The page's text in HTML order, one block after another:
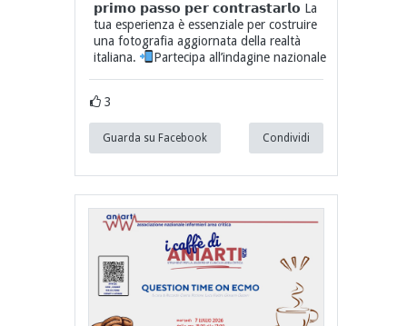
𝗽𝗿𝗶𝗺𝗼 𝗽𝗮𝘀𝘀𝗼 𝗽𝗲𝗿 𝗰𝗼𝗻𝘁𝗿𝗮𝘀𝘁𝗮𝗿𝗹𝗼 La
tua esperienza è essenziale per costruire
una fotografia aggiornata della realtà
italiana.
Partecipa all’indagine nazionale
3
Guarda su Facebook Condividi